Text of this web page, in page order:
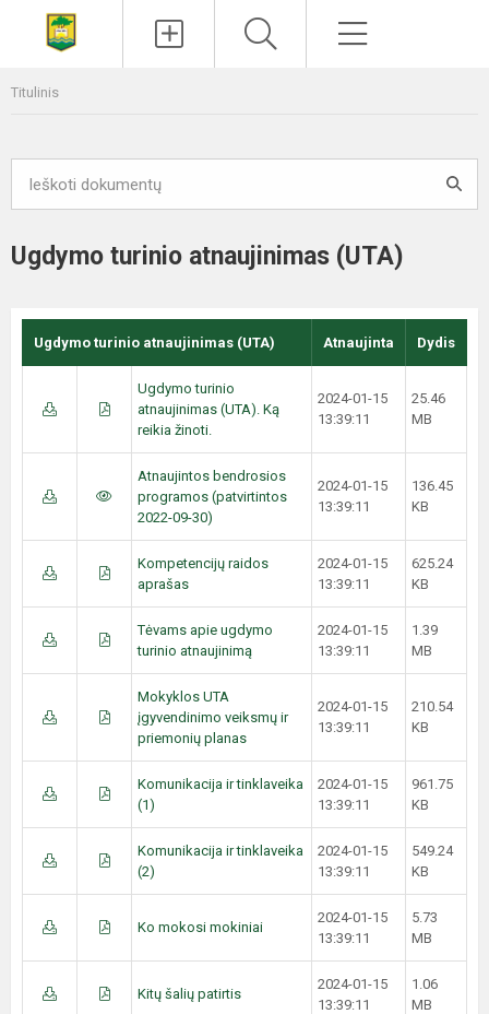
Titulinis
Ugdymo turinio atnaujinimas (UTA)
Ugdymo turinio atnaujinimas (UTA) Atnaujinta Dydis
Ugdymo turinio
atnaujinimas (UTA). Ką
reikia žinoti.
2024-01-15
13:39:11
25.46
MB
Atnaujintos bendrosios
programos (patvirtintos
2022-09-30)
2024-01-15
13:39:11
136.45
KB
Kompetencijų raidos
aprašas
2024-01-15
13:39:11
625.24
KB
Tėvams apie ugdymo
turinio atnaujinimą
2024-01-15
13:39:11
1.39
MB
Mokyklos UTA
įgyvendinimo veiksmų ir
priemonių planas
2024-01-15
13:39:11
210.54
KB
Komunikacija ir tinklaveika
(1)
2024-01-15
13:39:11
961.75
KB
Komunikacija ir tinklaveika
(2)
2024-01-15
13:39:11
549.24
KB
Ko mokosi mokiniai
2024-01-15
13:39:11
5.73
MB
Kitų šalių patirtis
2024-01-15
13:39:11
1.06
MB